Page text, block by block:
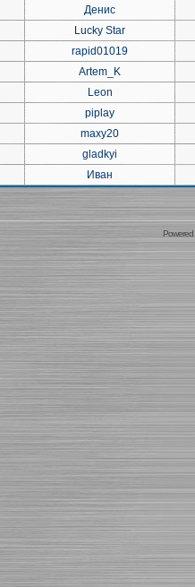
Денис
Lucky Star
rapid01019
Artem_K
Leon
piplay
maxy20
gladkyi
Иван